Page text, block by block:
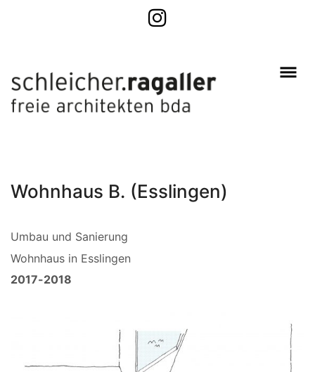
Wohnhaus B. (Esslingen)
Umbau und Sanierung
Wohnhaus in Esslingen
2017-2018